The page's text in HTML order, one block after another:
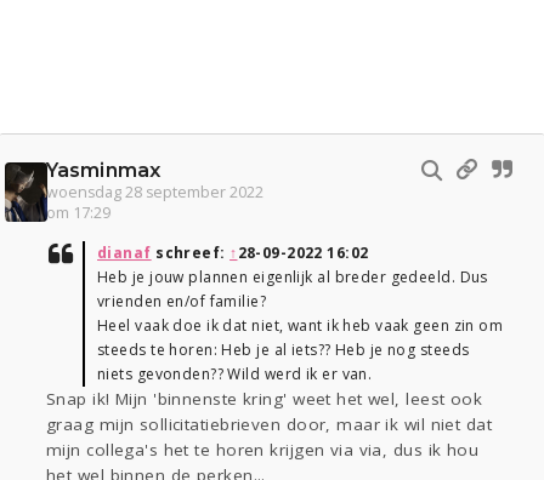
Yasminmax
woensdag 28 september 2022
om 17:29
dianaf schreef: ↑28-09-2022 16:02
Heb je jouw plannen eigenlijk al breder gedeeld. Dus
vrienden en/of familie?
Heel vaak doe ik dat niet, want ik heb vaak geen zin om
steeds te horen: Heb je al iets?? Heb je nog steeds
niets gevonden?? Wild werd ik er van.
Snap ik! Mijn 'binnenste kring' weet het wel, leest ook
graag mijn sollicitatiebrieven door, maar ik wil niet dat
mijn collega's het te horen krijgen via via, dus ik hou
het wel binnen de perken...